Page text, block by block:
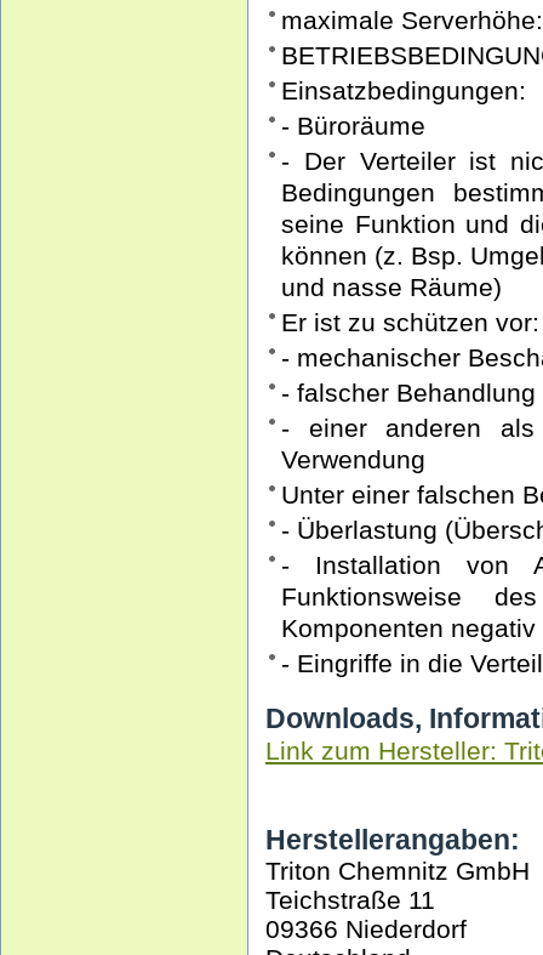
maximale
Einsatzbedingungen:
- Büroräume
- Der Verteiler ist
Bedingungen
seine Funktion und
können (z. Bsp.
und nasse Räume)
Er ist zu schützen vor:
- mechanischer
- falscher Behandlung
- einer anderen als
Verwendung
Unter einer falschen
- Überlastung
- Installation von
Funktionsweise
Komponenten
- Eingriffe in die
Downloads,
Link zum Hersteller:
Herstellerangaben:
Triton Chemnitz GmbH
Teichstraße 11
09366 Niederdorf